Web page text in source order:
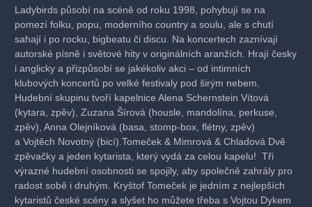
Ladybirds působí na scéně od roku 1998, pohybují se na
pomezí folku, popu, moderního country a soulu, ale s chutí
sahají i po rocku, bigbeatu či discu. Na koncertech zaznívají
autorské písně i světové hity v originálních aranžích. Hrají česky
i anglicky a přizpůsobí se jakékoliv akci – od intimních
klubových koncertů po velké festivaly pod širým nebem.
Hudební skupinu tvoří kapelnice Alena Schernstein Vítová
(kytara, zpěv), Zuzana Šírová (housle, mandolína, perkuse,
zpěv), Anna Olejníková (basa, stomp-box, flétny, zpěv)
a Vojtěch Novotný (bicí).Tomeček & Mimrová & Chladová Dvě
zpěvačky a jeden kytarista, který vydá za celou kapelu! Tři
výrazné hudební osobnosti se spojily, aby společně zahrály pro
radost sobě i druhým. Kryštof Tomeček je jedním z nejlepších
kytaristů české scény a slyšet ho můžete třeba s Vojtou Dykem